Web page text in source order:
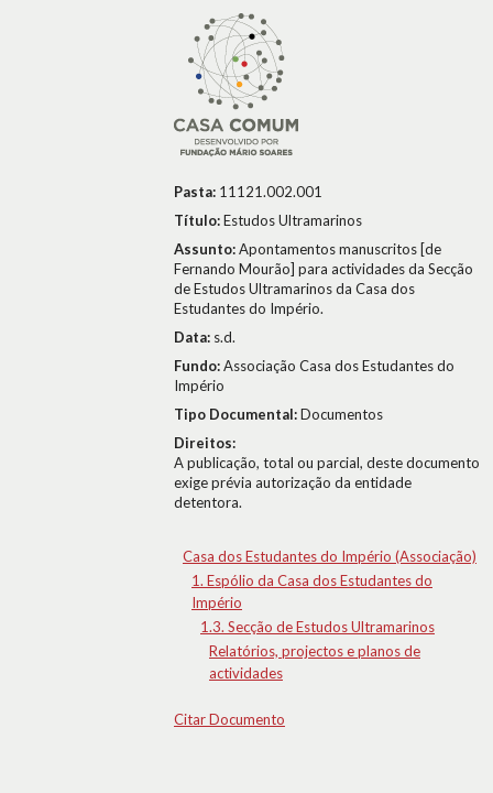
Pasta: 11121.002.001
Título:Estudos Ultramarinos
Assunto:Apontamentos manuscritos [de
Fernando Mourão] para actividades da Secção
de Estudos Ultramarinos da Casa dos
Estudantes do Império.
Data: s.d.
Fundo:Associação Casa dos Estudantes do
Império
Tipo Documental:Documentos
Direitos:
A publicação, total ou parcial, deste documento
exige prévia autorização da entidade
detentora.
Casa dos Estudantes do Império (Associação)
1. Espólio da Casa dos Estudantes do
Império
1.3. Secção de Estudos Ultramarinos
Relatórios, projectos e planos de
actividades
Citar Documento